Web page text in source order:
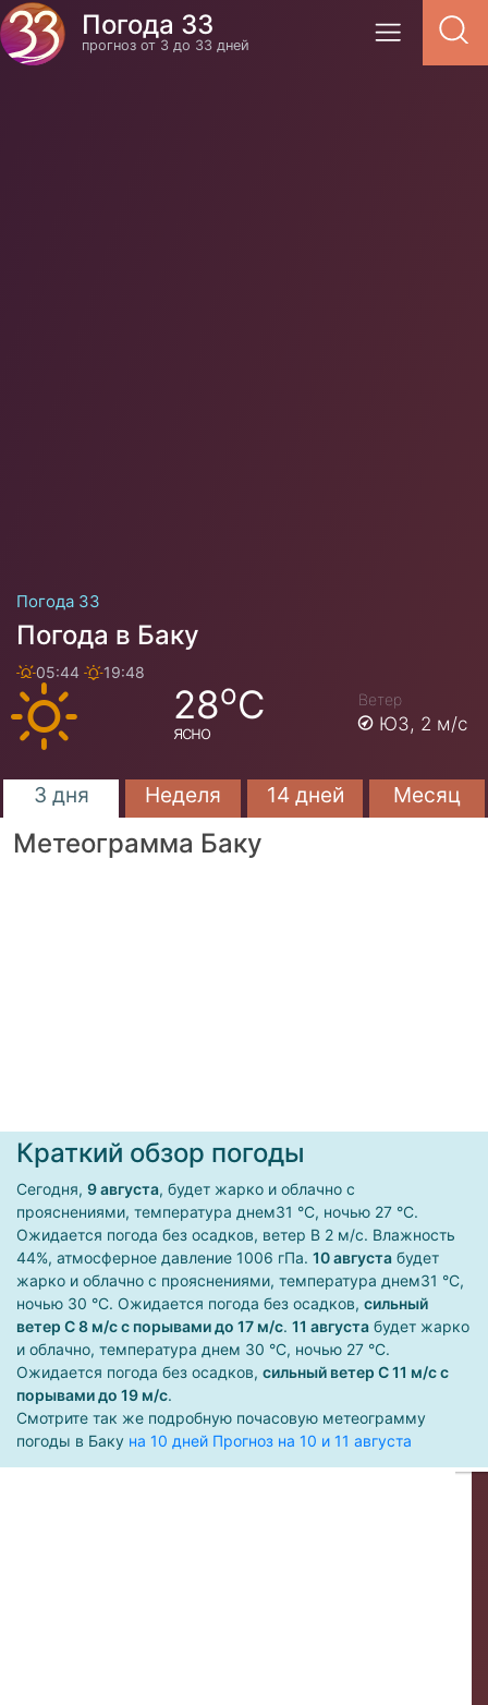
Погода 33
прогноз от 3 до 33 дней
Погода 33
Погода в Баку
05:44 19:48
28oC
ясно
Ветер
ЮЗ, 2 м/с
3 дня Неделя 14 дней Месяц
Метеограмма Баку
Краткий обзор погоды
Сегодня, 9 августа, будет жарко и облачно с
прояснениями, температура днем31 °С, ночью 27 °С.
Ожидается погода без осадков, ветер В 2 м/с. Влажность
44%, атмосферное давление 1006 гПа. 10 августа будет
жарко и облачно с прояснениями, температура днем31 °С,
ночью 30 °С. Ожидается погода без осадков, сильный
ветер С 8 м/с с порывами до 17 м/с. 11 августа будет жарко
и облачно, температура днем 30 °С, ночью 27 °С.
Ожидается погода без осадков, сильный ветер С 11 м/с с
порывами до 19 м/с.
Смотрите так же подробную почасовую метеограмму
погоды в Баку на 10 дней Прогноз на 10 и 11 августа